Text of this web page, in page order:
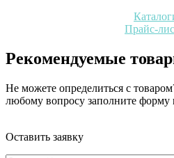
Прайс-
Рекомендуемые
Не можете определиться с
любому вопросу заполните форму
Оставить заявку